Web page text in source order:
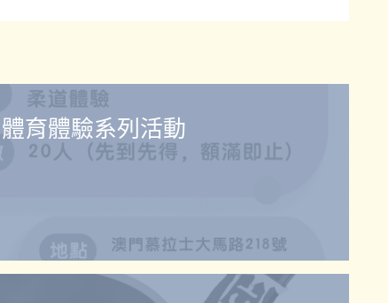
育體驗系列活動